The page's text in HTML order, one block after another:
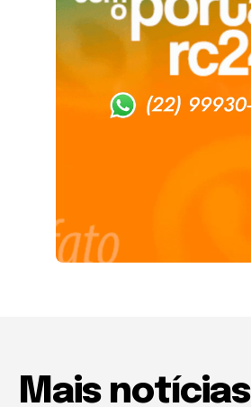
Mais notícias